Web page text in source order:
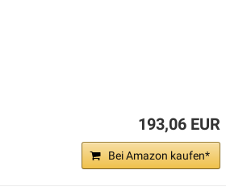
193,06 EUR
Bei Amazon kaufen*